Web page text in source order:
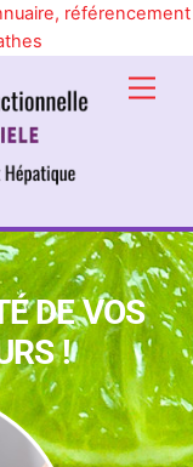
référencement
DE VOS
!